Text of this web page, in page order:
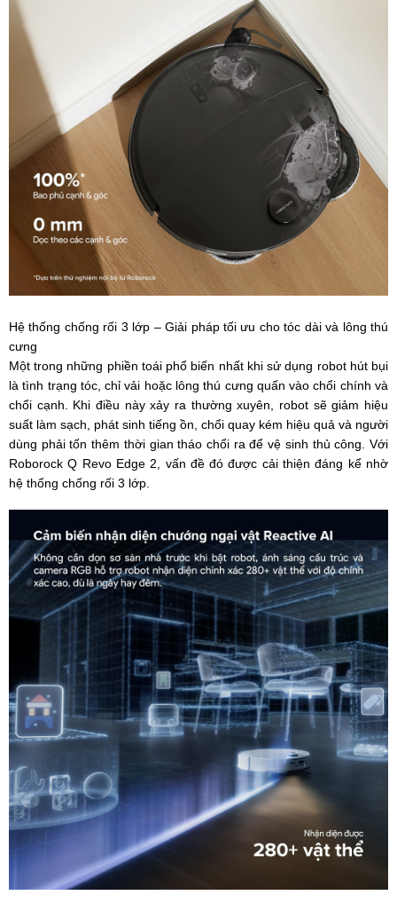
Hệ thống chống rối 3 lớp – Giải pháp tối ưu cho tóc dài và lông thú
cưng
Một trong những phiền toái phổ biến nhất khi sử dụng robot hút bụi
là tình trạng tóc, chỉ vải hoặc lông thú cưng quấn vào chổi chính và
chổi cạnh. Khi điều này xảy ra thường xuyên, robot sẽ giảm hiệu
suất làm sạch, phát sinh tiếng ồn, chổi quay kém hiệu quả và người
dùng phải tốn thêm thời gian tháo chổi ra để vệ sinh thủ công. Với
Roborock Q Revo Edge 2, vấn đề đó được cải thiện đáng kể nhờ
hệ thống chống rối 3 lớp.